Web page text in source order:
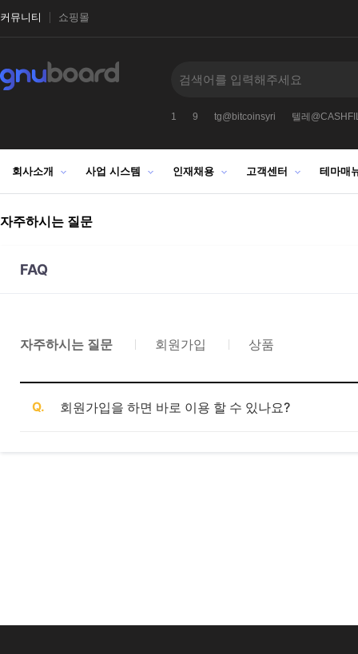
커뮤니티 쇼핑몰
1 9 tg@bitcoinsyri 텔레
회사소개 사업 시스템 인재채용 고객센터 테마매
자주하시는 질문
FAQ
자주하시는 질문 회원가입 상품
Q. 회원가입을 하면 바로 이용 할 수 있나요?